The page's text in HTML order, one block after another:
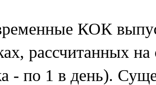
КОК
рассчитанных
- по 1 в день).